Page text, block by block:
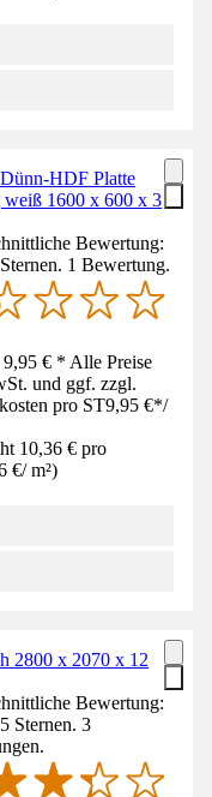
HDF Platte
weiß 1600 x 600 x 3
Bewertung:
1 Bewertung.
€ * Alle Preise
und ggf. zzgl.
pro ST9,95 €*/
10,36 € pro
€/ m²)
2800 x 2070 x 12
Bewertung:
Sternen. 3